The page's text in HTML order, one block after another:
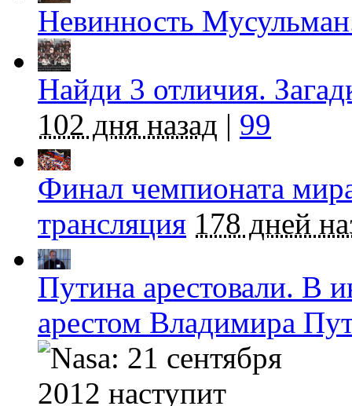
Невинность
Найди 3 отличия.
102 дня назад | 99
Финал чемпионата
трансляция 178 дней
Путина арестовали. В
арестом Владимира